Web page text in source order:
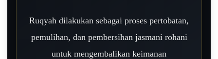
Ruqyah dilakukan sebagai proses pertobatan,
pemulihan, dan pembersihan jasmani rohani
untuk mengembalikan keimanan